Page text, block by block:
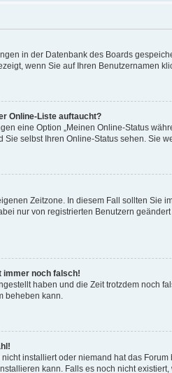
in der Datenbank des Boards
wenn Sie auf Ihren Benutzernamen
Online-Liste auftaucht?
eine Option „Meinen Online-Status
selbst Ihren Online-Status sehen. Sie
Zeitzone. In diesem Fall sollten Sie
nur von registrierten Benutzern
immer noch falsch!
haben und die Zeit trotzdem noch
beheben kann.
installiert oder niemand hat das
kann. Falls es noch nicht